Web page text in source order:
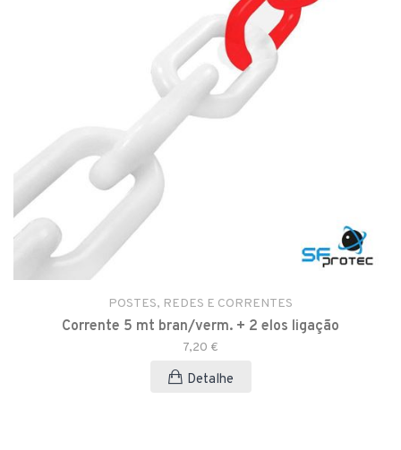
POSTES, REDES E CORRENTES
Corrente 5 mt bran/verm. + 2 elos ligação
7,20 €
Detalhe